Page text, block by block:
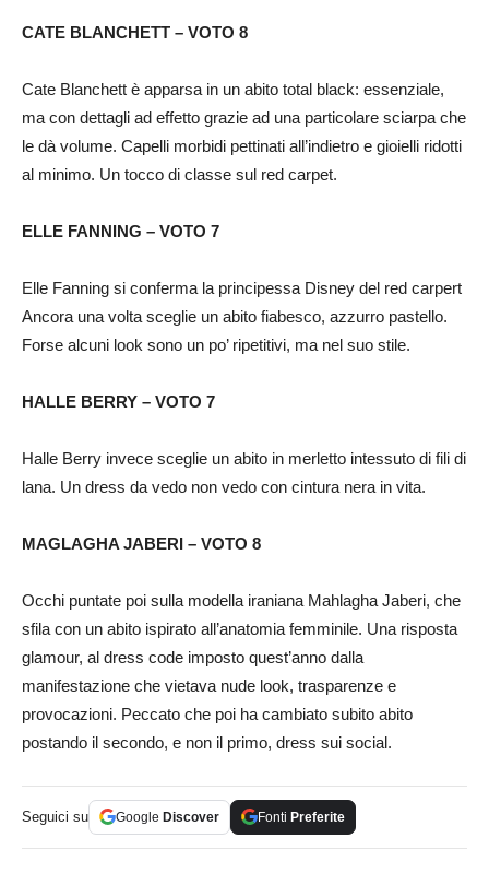
CATE BLANCHETT – VOTO 8
Cate Blanchett ​​è apparsa in un abito total black: essenziale,
ma con dettagli ad effetto grazie ad una particolare sciarpa che
le dà volume. Capelli morbidi pettinati all’indietro e gioielli ridotti
al minimo. Un tocco di classe sul red carpet.
ELLE FANNING – VOTO 7
Elle Fanning si conferma la principessa Disney del red carpert
Ancora una volta sceglie un abito fiabesco, azzurro pastello.
Forse alcuni look sono un po’ ripetitivi, ma nel suo stile.
HALLE BERRY – VOTO 7
Halle Berry invece sceglie un abito in merletto intessuto di fili di
lana. Un dress da vedo non vedo con cintura nera in vita.
MAGLAGHA JABERI – VOTO 8
Occhi puntate poi sulla modella iraniana Mahlagha Jaberi, che
sfila con un abito ispirato all’anatomia femminile. Una risposta
glamour, al dress code imposto quest’anno dalla
manifestazione che vietava nude look, trasparenze e
provocazioni. Peccato che poi ha cambiato subito abito
postando il secondo, e non il primo, dress sui social.
Seguici su Google Discover Fonti Preferite